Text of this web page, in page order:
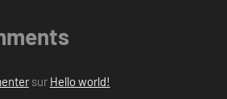
sur Hello world!